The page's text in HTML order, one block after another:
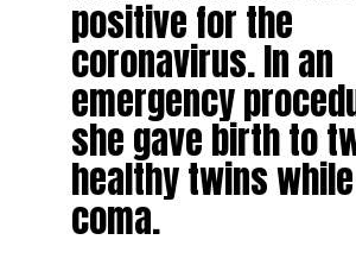
positive for the
coronavirus. In an
emergency
she gave birth to
healthy twins
coma.